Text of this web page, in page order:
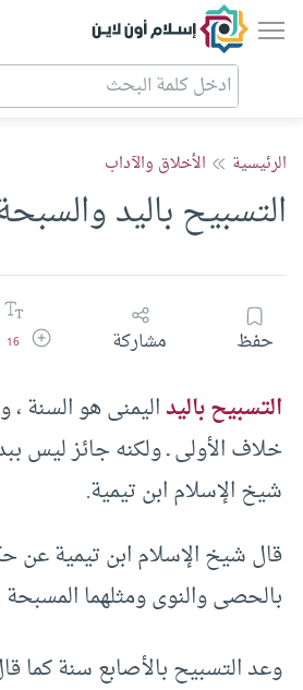
إسلام أون لاين
الرئيسية الأخلاق والآداب
التسبيح باليد
حفظ مشاركة زيادة16
التسبيح باليداليمنى هو السنة
خلاف الأولى ـ ولكنه جائز ليس
شيخ الإسلام ابن تيمية.
قال شيخ الإسلام ابن تيمية عن
بالحصى والنوى ومثلهما
وعد التسبيح بالأصابع سنة كما